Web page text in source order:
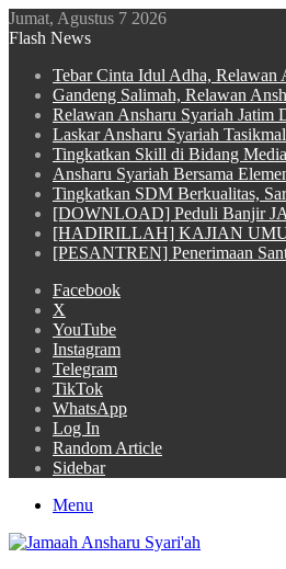
Jumat, Agustus 7 2026
Flash News
Tebar Cinta Idul Adha, Relawan
Gandeng Salimah, Relawan
Relawan Ansharu Syariah
Laskar Ansharu Syariah
Tingkatkan Skill di Bidang
Ansharu Syariah Bersama
Tingkatkan SDM Berkualitas,
[DOWNLOAD] Peduli Banjir
[HADIRILLAH] KAJIAN
[PESANTREN] Penerimaan
Facebook
X
YouTube
Instagram
Telegram
TikTok
WhatsApp
Log In
Random Article
Sidebar
Menu